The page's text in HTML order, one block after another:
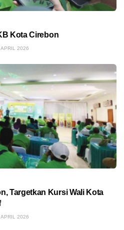
Kota Cirebon
2026
Targetkan Kursi Wali Kota
2026